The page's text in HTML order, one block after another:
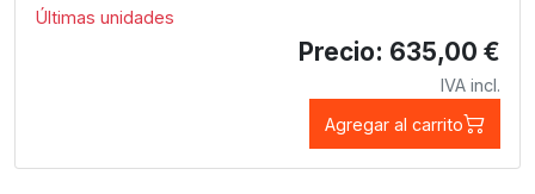
Últimas unidades
Precio: 635,00 €
IVA incl.
Agregar al carrito